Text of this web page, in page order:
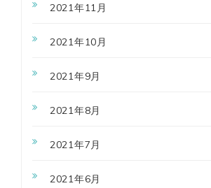
2021年11月
2021年10月
2021年9月
2021年8月
2021年7月
2021年6月